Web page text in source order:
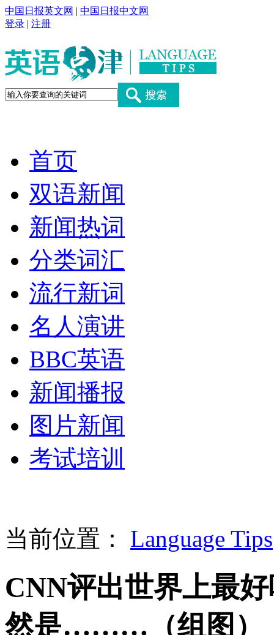
中国日报英文网 | 中国日报中文网
登录 | 注册
首页
双语新闻
新闻热词
分类词汇
流行新词
名人演讲
BBC英语
新闻播报
图片新闻
考试培训
当前位置： Language Tips
CNN评出世界上最
然是………（组图）